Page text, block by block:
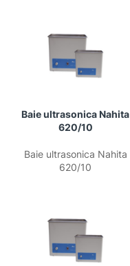
Baie ultrasonica Nahita
620/10
Baie ultrasonica Nahita
620/10